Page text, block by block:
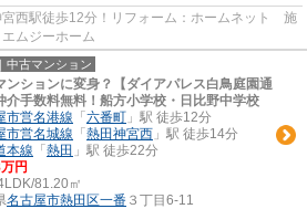
西駅徒歩12分！リフォーム：ホームネット 施
ムジーホーム
中古マンション
ンションに変身？【ダイアパレス白鳥庭園通
介手数料無料！船方小学校・日比野中学校
市営名港線 「 六番町 」駅 徒歩12分
市営名城線 「 熱田神宮西 」駅 徒歩14分
本線 「 熱田 」駅 徒歩22分
円
81.20㎡
名古屋市熱田区一番 ３丁目6-11